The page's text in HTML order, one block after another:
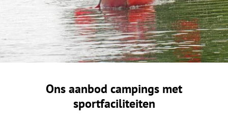
Ons aanbod campings met
sportfaciliteiten